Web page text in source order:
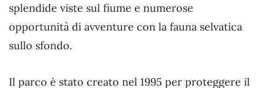
splendide viste sul fiume e numerose
opportunità di avventure con la fauna selvatica
sullo sfondo.
Il parco è stato creato nel 1995 per proteggere il